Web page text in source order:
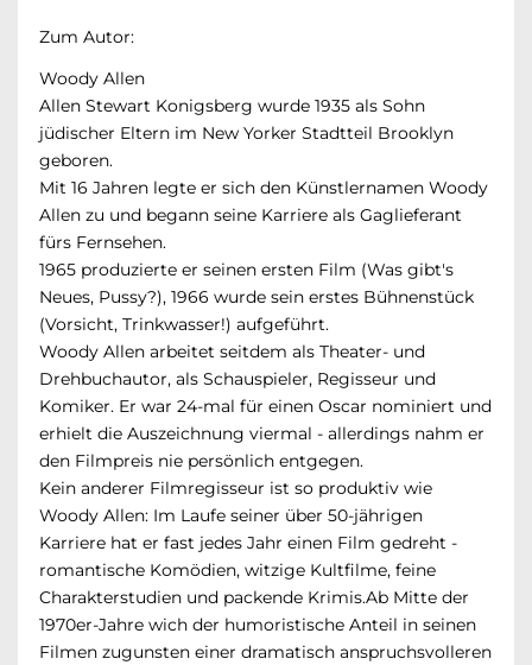
Zum Autor:
Woody Allen
Allen Stewart Konigsberg wurde 1935 als Sohn
jüdischer Eltern im New Yorker Stadtteil Brooklyn
geboren.
Mit 16 Jahren legte er sich den Künstlernamen Woody
Allen zu und begann seine Karriere als Gaglieferant
fürs Fernsehen.
1965 produzierte er seinen ersten Film (Was gibt's
Neues, Pussy?), 1966 wurde sein erstes Bühnenstück
(Vorsicht, Trinkwasser!) aufgeführt.
Woody Allen arbeitet seitdem als Theater- und
Drehbuchautor, als Schauspieler, Regisseur und
Komiker. Er war 24-mal für einen Oscar nominiert und
erhielt die Auszeichnung viermal - allerdings nahm er
den Filmpreis nie persönlich entgegen.
Kein anderer Filmregisseur ist so produktiv wie
Woody Allen: Im Laufe seiner über 50-jährigen
Karriere hat er fast jedes Jahr einen Film gedreht -
romantische Komödien, witzige Kultfilme, feine
Charakterstudien und packende Krimis.Ab Mitte der
1970er-Jahre wich der humoristische Anteil in seinen
Filmen zugunsten einer dramatisch anspruchsvolleren